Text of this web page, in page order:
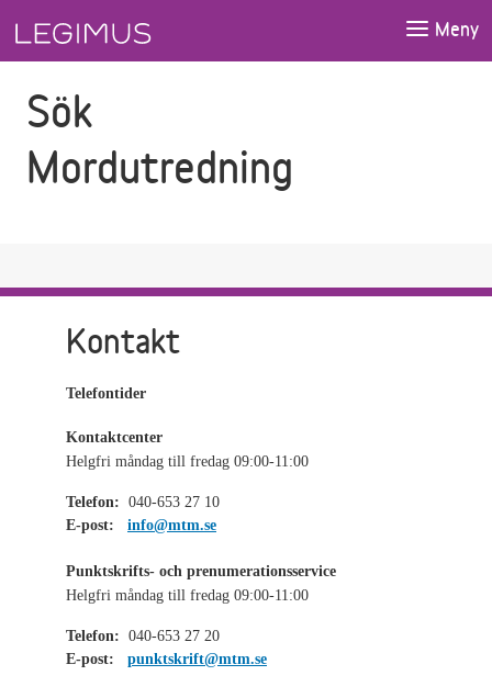
Meny
Sök
Mordutredning
Kontakt
Telefontider
Kontaktcenter
Helgfri måndag till fredag 09:00-11:00
Telefon: 040-653 27 10
E-post:
info@mtm.se
Punktskrifts- och prenumerationsservice
Helgfri måndag till fredag 09:00-11:00
Telefon: 040-653 27 20
E-post:
punktskrift@mtm.se